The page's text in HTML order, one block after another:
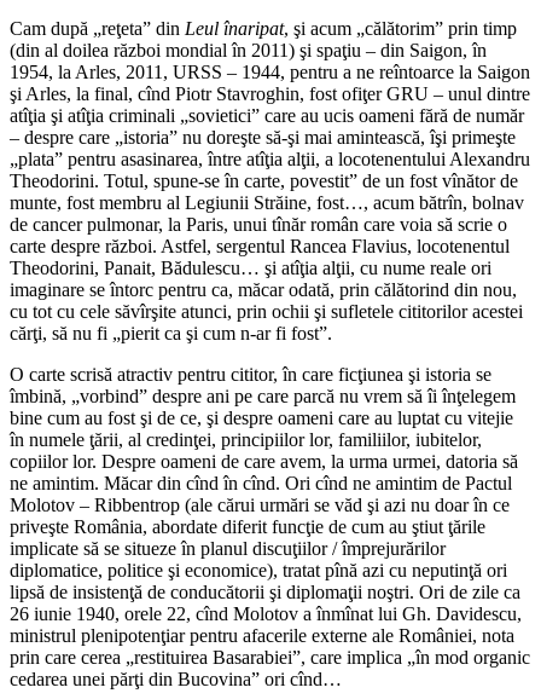
Cam după „reţeta” din Leul înaripat, şi acum „călătorim” prin timp
(din al doilea război mondial în 2011) şi spaţiu – din Saigon, în
1954, la Arles, 2011, URSS – 1944, pentru a ne reîntoarce la Saigon
şi Arles, la final, cînd Piotr Stavroghin, fost ofiţer GRU – unul dintre
atîţia şi atîţia criminali „sovietici” care au ucis oameni fără de număr
– despre care „istoria” nu doreşte să-şi mai amintească, îşi primeşte
„plata” pentru asasinarea, între atîţia alţii, a locotenentului Alexandru
Theodorini. Totul, spune-se în carte, povestit” de un fost vînător de
munte, fost membru al Legiunii Străine, fost…, acum bătrîn, bolnav
de cancer pulmonar, la Paris, unui tînăr român care voia să scrie o
carte despre război. Astfel, sergentul Rancea Flavius, locotenentul
Theodorini, Panait, Bădulescu… şi atîţia alţii, cu nume reale ori
imaginare se întorc pentru ca, măcar odată, prin călătorind din nou,
cu tot cu cele săvîrşite atunci, prin ochii şi sufletele cititorilor acestei
cărţi, să nu fi „pierit ca şi cum n-ar fi fost”.
O carte scrisă atractiv pentru cititor, în care ficţiunea şi istoria se
îmbină, „vorbind” despre ani pe care parcă nu vrem să îi înţelegem
bine cum au fost şi de ce, şi despre oameni care au luptat cu vitejie
în numele ţării, al credinţei, principiilor lor, familiilor, iubitelor,
copiilor lor. Despre oameni de care avem, la urma urmei, datoria să
ne amintim. Măcar din cînd în cînd. Ori cînd ne amintim de Pactul
Molotov – Ribbentrop (ale cărui urmări se văd şi azi nu doar în ce
priveşte România, abordate diferit funcţie de cum au ştiut ţările
implicate să se situeze în planul discuţiilor / împrejurărilor
diplomatice, politice şi economice), tratat pînă azi cu neputinţă ori
lipsă de insistenţă de conducătorii şi diplomaţii noştri. Ori de zile ca
26 iunie 1940, orele 22, cînd Molotov a înmînat lui Gh. Davidescu,
ministrul plenipotenţiar pentru afacerile externe ale României, nota
prin care cerea „restituirea Basarabiei”, care implica „în mod organic
cedarea unei părţi din Bucovina” ori cînd…